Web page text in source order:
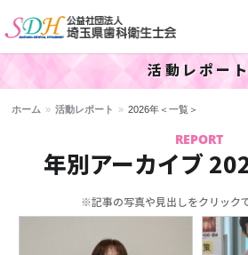
公益社団法人 埼玉県歯科衛生活動レポー
ホーム » 活動レポート » 2026年＜一覧＞
REPORT
年別アーカイブ
※記事の写真や見出しをクリック